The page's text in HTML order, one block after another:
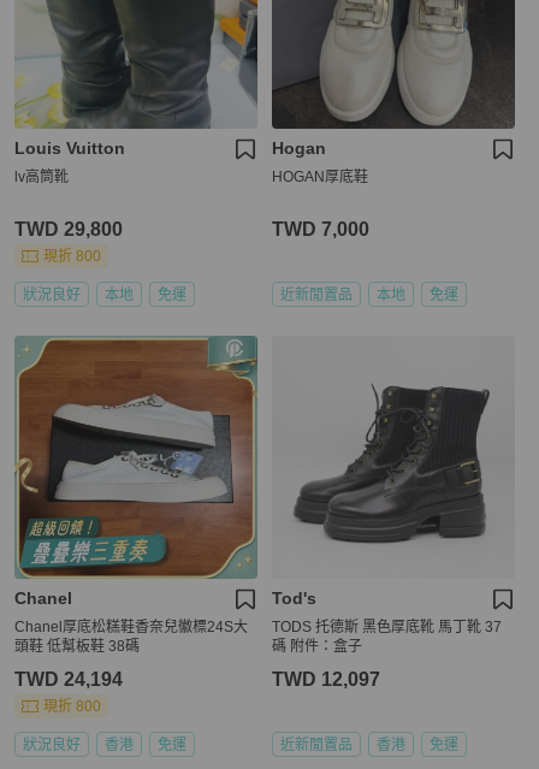
Louis Vuitton
lv高筒靴
TWD 29,800
現折 800
狀況良好 本地 免運
Hogan
HOGAN厚底鞋
TWD 7,000
近新閒置品 本地 免運
Chanel
Chanel厚底松糕鞋香奈兒徽標24S大
頭鞋 低幫板鞋 38碼
TWD 24,194
現折 800
狀況良好 香港 免運
Tod's
TODS 托德斯 黑色厚底靴 馬丁靴 37
碼 附件：盒子
TWD 12,097
近新閒置品 香港 免運